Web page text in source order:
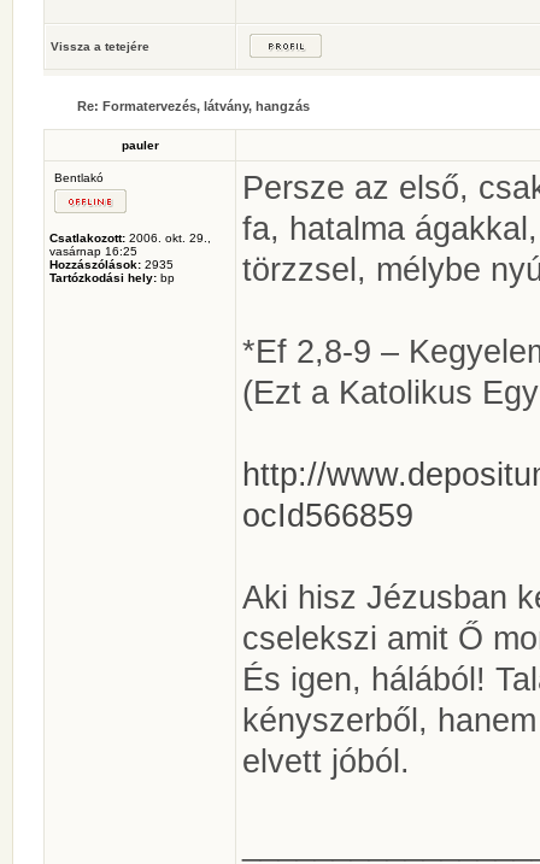
Vissza a tetejére
Re: Formatervezés, látvány, hangzás
pauler
Bentlakó
Csatlakozott: 2006. okt. 29.,
vasárnap 16:25
Hozzászólások: 2935
Tartózkodási hely: bp
Persze az első,
fa, hatalma
törzzsel, mélybe
*Ef 2,8-9 –
(Ezt a Katolikus
http://
ocId566859
Aki hisz Jézusban
cselekszi amit Ő
És igen, hálából!
kényszerből,
elvett jóból.